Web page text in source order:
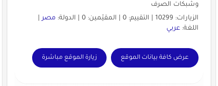
وشبكات الصرف
الزيارات: 10299 | التقييم: 0 | المقيّمين: 0 | الدولة:
مصر|
اللغة: عربي
عرض كافة بيانات الموقع زيارة الموقع مباشرة